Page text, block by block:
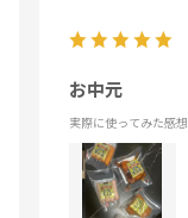
お中元
実際に使ってみた感想